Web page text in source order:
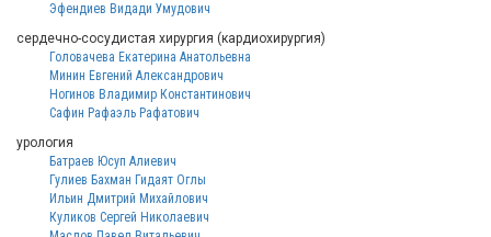
Эфендиев Видади Умудович
сердечно-сосудистая хирургия (кардиохирургия)
Головачева Екатерина Анатольевна
Минин Евгений Александрович
Ногинов Владимир Константинович
Сафин Рафаэль Рафатович
урология
Батраев Юсуп Алиевич
Гулиев Бахман Гидаят Оглы
Ильин Дмитрий Михайлович
Куликов Сергей Николаевич